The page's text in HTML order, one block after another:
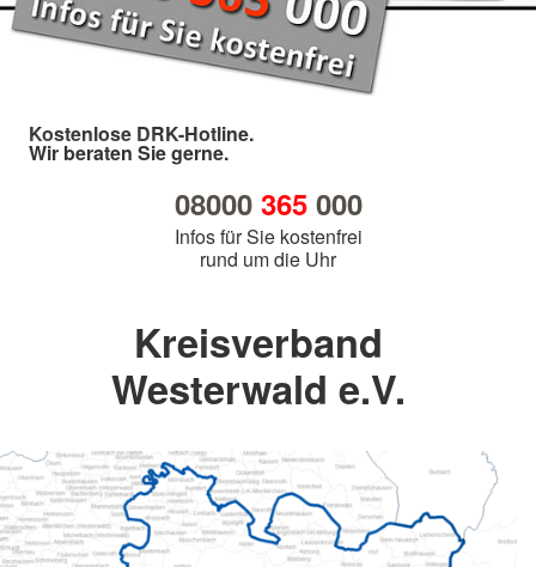
Kostenlose DRK-Hotline.
Wir beraten Sie gerne.
08000 365000
Infos für Sie kostenfrei
rund um die Uhr
Kreisverband
Westerwald e.V.